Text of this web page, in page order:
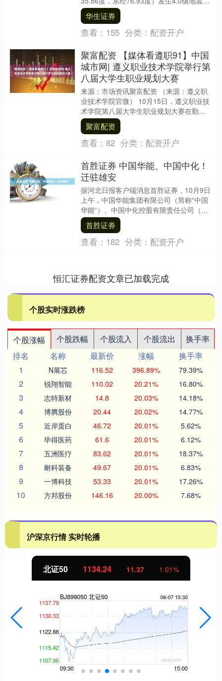
生证券，震源深度10千米。....
华生证券
查看： 155 分类： 配资开户
聚富配资 【媒体看遵职91】中国
城市网| 遵义职业技术学院举行第
八届大学生职业规划大赛
来源：市场资讯聚富配资 （来源：遵义职
业技术学院官微） 10月15日，遵义职业技
术学院第八届大学生职业规划大赛在勤业
楼道德讲堂举行聚富配资，数百名师生齐
聚一堂，....
聚富配资
查看： 82 分类： 配资开户
首胜证券 中国华能、中国中化！
迁驻雄安
据河北日报客户端消息首胜证券，10月9日
上午，中国华能集团有限公司（简称“中国
华能”）、中国中化控股有限责任公司（简
称“中国中化”）在雄安新区举行升旗仪式。
在庄....
首胜证券
查看： 182 分类： 配资开户
恒汇证券配资文章已加载完成
个股实时涨跌榜
个股涨幅 个股跌幅 个股流入 个股流出
换手率
排名
名称 最新价 涨幅
换手率
1
N展芯 116.52 396.89% 79.39%
2 锐翔智能 110.02 20.21% 16.80%
3 志特新材 14.8 20.03% 14.18%
4 博腾股份 20.44 20.02% 14.77%
5 近岸蛋白 46.72 20.01% 5.62%
6 毕得医药 61.6 20.01% 6.12%
7 五洲医疗 83.62 20.01% 18.37%
8 耐科装备 49.67 20.01% 6.83%
9 一博科技 53.33 20.01% 17.26%
10 方邦股份 146.16 20.00% 7.68%
沪深京行情 实时轮播
北证50 1134.24 11.37 1.01%